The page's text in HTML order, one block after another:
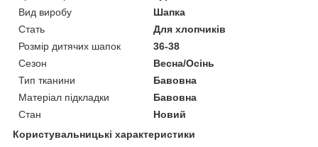
Вид виробу
Шапка
Стать
Для хлопчиків
Розмір дитячих шапок
36-38
Сезон
Весна/Осінь
Тип тканини
Бавовна
Матеріал підкладки
Бавовна
Стан
Новий
Користувальницькі характеристики